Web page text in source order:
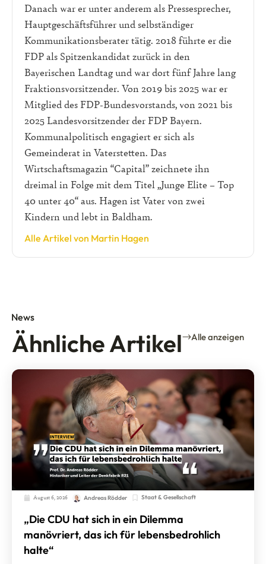
Danach war er unter anderem als Pressesprecher,
Hauptgeschäftsführer und selbständiger
Kommunikationsberater tätig. 2018 führte er die
FDP als Spitzenkandidat zurück in den
Bayerischen Landtag und war dort fünf Jahre lang
Fraktionsvorsitzender. Von 2019 bis 2025 war er
Mitglied des FDP-Bundesvorstands, von 2021 bis
2025 Landesvorsitzender der FDP Bayern.
Kommunalpolitisch engagiert er sich als
Gemeinderat in Vaterstetten. Das
Wirtschaftsmagazin “Capital” zeichnete ihn
dreimal in Folge mit dem Titel „Junge Elite – Top
40 unter 40“ aus. Hagen ist Vater von zwei
Kindern und lebt in Baldham.
Alle Artikel von Martin Hagen
News
Ähnliche Artikel Alle anzeigen
August 6, 2026 Andreas Rödder Staat & Gesellschaft
„Die CDU hat sich in ein Dilemma
manövriert, das ich für lebensbedrohlich
halte“